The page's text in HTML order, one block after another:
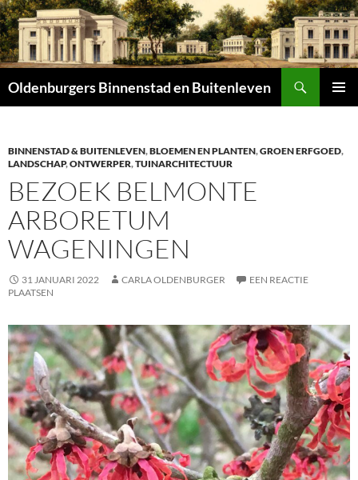
Oldenburgers Binnenstad en Buitenleven
BINNENSTAD & BUITENLEVEN,BLOEMEN EN PLANTEN,GROEN ERFGOED,
LANDSCHAP,ONTWERPER,TUINARCHITECTUUR
BEZOEK BELMONTE
ARBORETUM
WAGENINGEN
31 JANUARI 2022 CARLA OLDENBURGER
EEN REACTIE
PLAATSEN